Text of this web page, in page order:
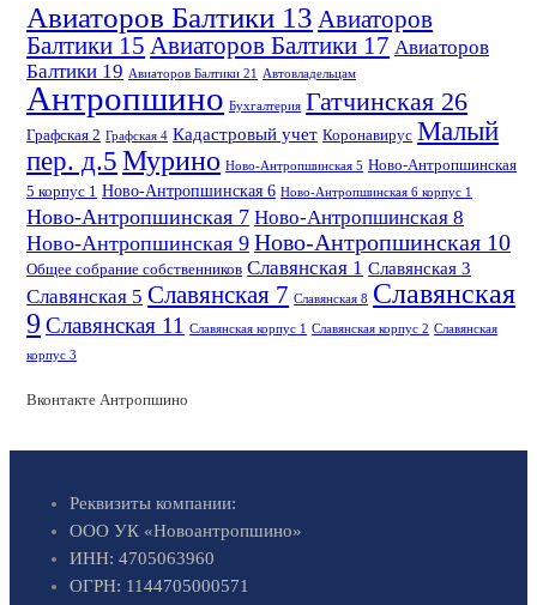
Авиаторов Балтики 13 Авиаторов
Балтики 15 Авиаторов Балтики 17 Авиаторов
Балтики 19 Авиаторов Балтики 21 Автовладельцам
Антропшино Бухгалтерия Гатчинская 26
Графская 2 Графская 4 Кадастровый учет Коронавирус Малый
пер. д.5Мурино Ново-Антропшинская 5 Ново-Антропшинская
5 корпус 1 Ново-Антропшинская 6 Ново-Антропшинская 6 корпус 1
Ново-Антропшинская 7 Ново-Антропшинская 8
Ново-Антропшинская 9 Ново-Антропшинская 10
Общее собрание собственников Славянская 1 Славянская 3
Славянская 5 Славянская 7 Славянская 8 Славянская
9 Славянская 11 Славянская корпус 1 Славянская корпус 2 Славянская
корпус 3
Вконтакте Антропшино
Реквизиты компании:
ООО УК «Новоантропшино»
ИНН: 4705063960
ОГРН: 1144705000571